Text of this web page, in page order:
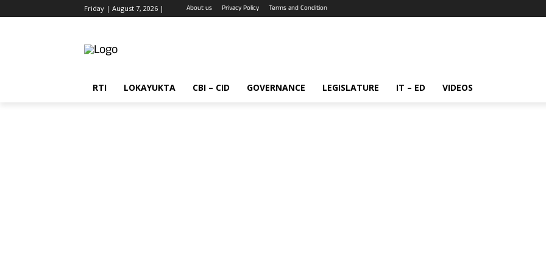
Friday | August 7, 2026 | About us Privacy Policy Terms and Condition
RTI LOKAYUKTA CBI – CID GOVERNANCE LEGISLATURE IT – ED VIDEOS